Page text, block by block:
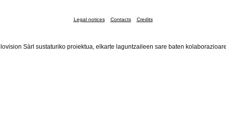
Legal notices Contacts Credits
Sàrl sustaturiko proiektua, elkarte laguntzaileen sare baten